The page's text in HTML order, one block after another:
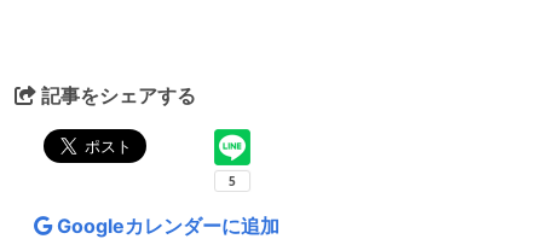
記事をシェアする
Googleカレンダーに追加